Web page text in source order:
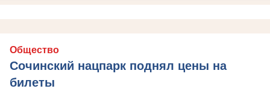
Общество
Сочинский нацпарк поднял цены на
билеты